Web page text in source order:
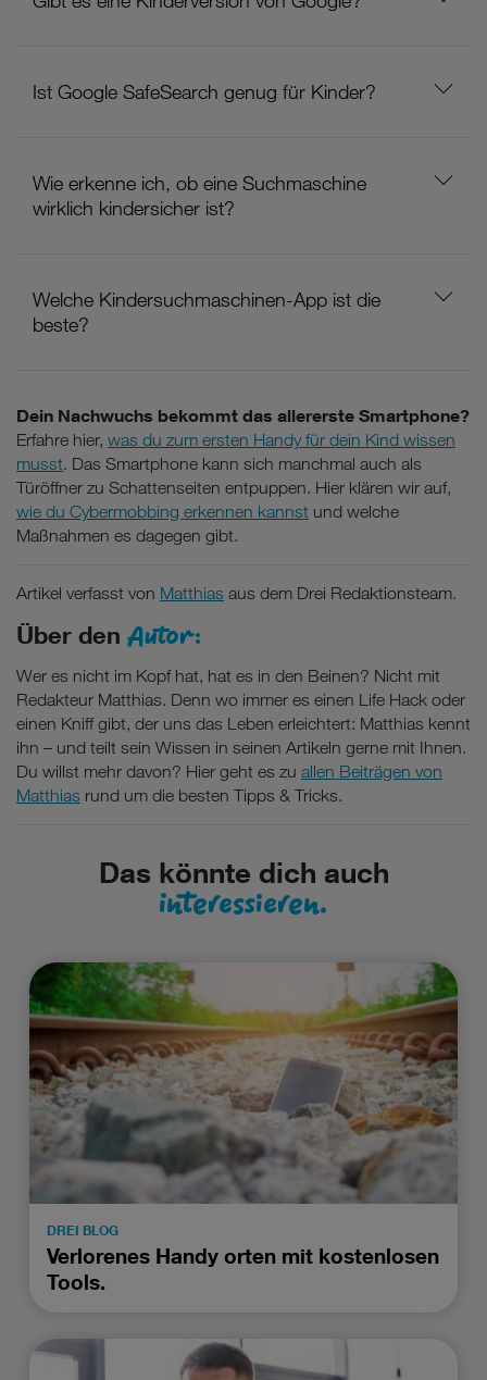
Ist Google SafeSearch genug für Kinder?
Wie erkenne ich, ob eine Suchmaschine
wirklich kindersicher ist?
Welche Kindersuchmaschinen-App ist die
beste?
Dein Nachwuchs bekommt das allererste Smartphone?
Erfahre hier, was du zum ersten Handy für dein Kind wissen
musst. Das Smartphone kann sich manchmal auch als
Türöffner zu Schattenseiten entpuppen. Hier klären wir auf,
wie du Cybermobbing erkennen kannst und welche
Maßnahmen es dagegen gibt.
Artikel verfasst von Matthias aus dem Drei Redaktionsteam.
Über den Autor:
Wer es nicht im Kopf hat, hat es in den Beinen? Nicht mit
Redakteur Matthias. Denn wo immer es einen Life Hack oder
einen Kniff gibt, der uns das Leben erleichtert: Matthias kennt
ihn – und teilt sein Wissen in seinen Artikeln gerne mit Ihnen.
Du willst mehr davon? Hier geht es zu allen Beiträgen von
Matthias rund um die besten Tipps & Tricks.
Das könnte dich auch
interessieren.
DREI BLOG
Verlorenes Handy orten mit kostenlosen
Tools.